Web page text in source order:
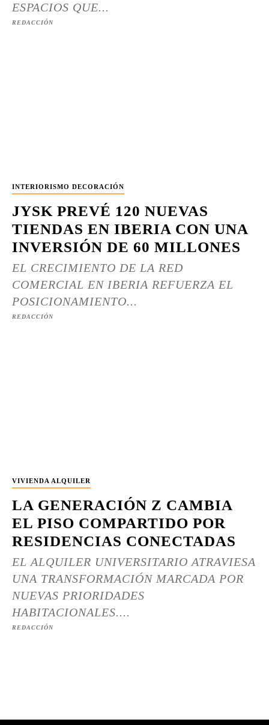
ESPACIOS QUE...
REDACCIÓN
INTERIORISMO DECORACIÓN
JYSK PREVÉ 120 NUEVAS
TIENDAS EN IBERIA CON UNA
INVERSIÓN DE 60 MILLONES
EL CRECIMIENTO DE LA RED
COMERCIAL EN IBERIA REFUERZA EL
POSICIONAMIENTO...
REDACCIÓN
VIVIENDA ALQUILER
LA GENERACIÓN Z CAMBIA
EL PISO COMPARTIDO POR
RESIDENCIAS CONECTADAS
EL ALQUILER UNIVERSITARIO ATRAVIESA
UNA TRANSFORMACIÓN MARCADA POR
NUEVAS PRIORIDADES
HABITACIONALES....
REDACCIÓN